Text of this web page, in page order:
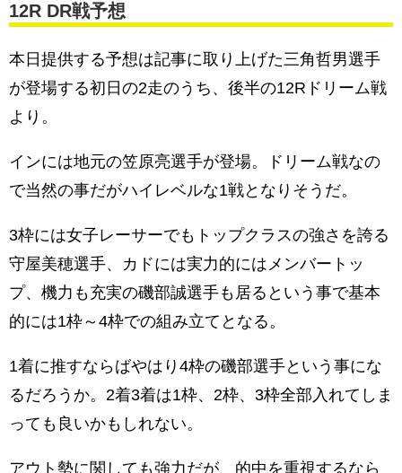
12R DR戦予想
本日提供する予想は記事に取り上げた三角哲男選手
が登場する初日の2走のうち、後半の12Rドリーム戦
より。
インには地元の笠原亮選手が登場。ドリーム戦なの
で当然の事だがハイレベルな1戦となりそうだ。
3枠には女子レーサーでもトップクラスの強さを誇る
守屋美穂選手、カドには実力的にはメンバートッ
プ、機力も充実の磯部誠選手も居るという事で基本
的には1枠～4枠での組み立てとなる。
1着に推すならばやはり4枠の磯部選手という事にな
るだろうか。2着3着は1枠、2枠、3枠全部入れてしま
っても良いかもしれない。
アウト勢に関しても強力だが、的中を重視するなら